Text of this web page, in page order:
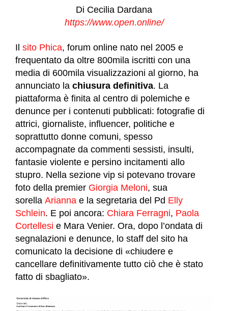
Di Cecilia Dardana
https://www.open.online/
Il sito Phica, forum online nato nel 2005 e
frequentato da oltre 800mila iscritti con una
media di 600mila visualizzazioni al giorno, ha
annunciato la chiusura definitiva. La
piattaforma è finita al centro di polemiche e
denunce per i contenuti pubblicati: fotografie di
attrici, giornaliste, influencer, politiche e
soprattutto donne comuni, spesso
accompagnate da commenti sessisti, insulti,
fantasie violente e persino incitamenti allo
stupro. Nella sezione vip si potevano trovare
foto della premier Giorgia Meloni, sua
sorella Arianna e la segretaria del Pd Elly
Schlein. E poi ancora: Chiara Ferragni, Paola
Cortellesi e Mara Venier. Ora, dopo l’ondata di
segnalazioni e denunce, lo staff del sito ha
comunicato la decisione di «chiudere e
cancellare definitivamente tutto ciò che è stato
fatto di sbagliato».